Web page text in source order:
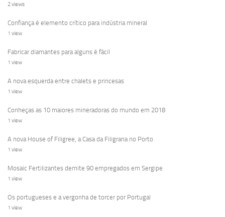
2 views
Confiança é elemento crítico para indústria mineral
1 view
Fabricar diamantes para alguns é fácil
1 view
A nova esquerda entre chalets e princesas
1 view
Conheças as 10 maiores mineradoras do mundo em 2018
1 view
A nova House of Filigree, a Casa da Filigrana no Porto
1 view
Mosaic Fertilizantes demite 90 empregados em Sergipe
1 view
Os portugueses e a vergonha de torcer por Portugal
1 view